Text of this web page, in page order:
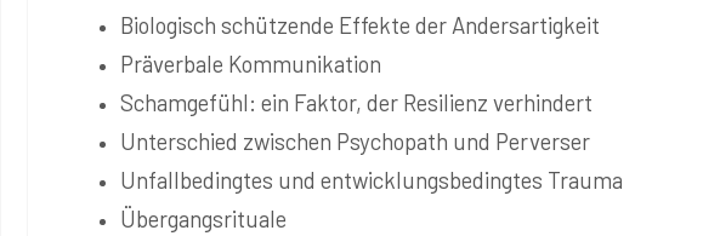
Biologisch schützende Effekte der Andersartigkeit
Präverbale Kommunikation
Schamgefühl: ein Faktor, der Resilienz verhindert
Unterschied zwischen Psychopath und Perverser
Unfallbedingtes und entwicklungsbedingtes Trauma
Übergangsrituale